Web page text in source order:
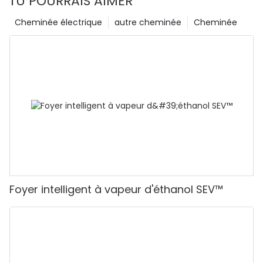
Cheminée
autre cheminée
Cheminée électrique
Foyer intelligent à vapeur d'éthanol SEV™